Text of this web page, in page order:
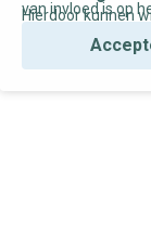
van invloed is op
Hierdoor kunnen